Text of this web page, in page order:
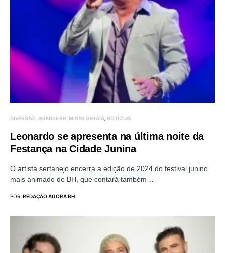
DIVERSÃO GRANDE BH MINAS GERAIS NOTÍCIAS
Leonardo se apresenta na última noite da
Festança na Cidade Junina
O artista sertanejo encerra a edição de 2024 do festival junino
mais animado de BH, que contará também…
POR REDAÇÃO AGORA BH